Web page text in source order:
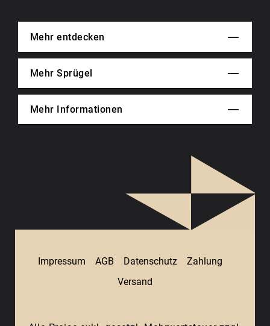
Mehr entdecken
Mehr Sprügel
Mehr Informationen
Impressum AGB Datenschutz
Zahlung
Versand